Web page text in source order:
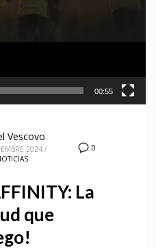
00:55
0
Vescovo
2024 /
La
que